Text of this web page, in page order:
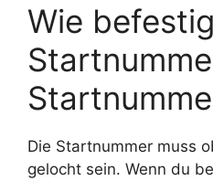
Wie
Die Startnummer muss
gelocht sein. Wenn du